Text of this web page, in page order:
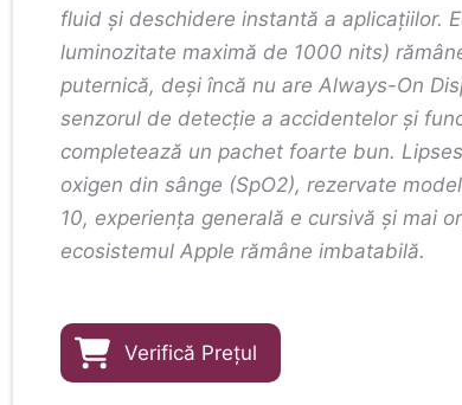
fluid și deschidere instantă a aplicațiilor.
luminozitate maximă de 1000 nits)
puternică, deși încă nu are Always-On
senzorul de detecție a accidentelor și
completează un pachet foarte bun.
oxigen din sânge (SpO2), rezervate
10, experiența generală e cursivă și mai
ecosistemul Apple rămâne imbatabilă.
Verifică Prețul